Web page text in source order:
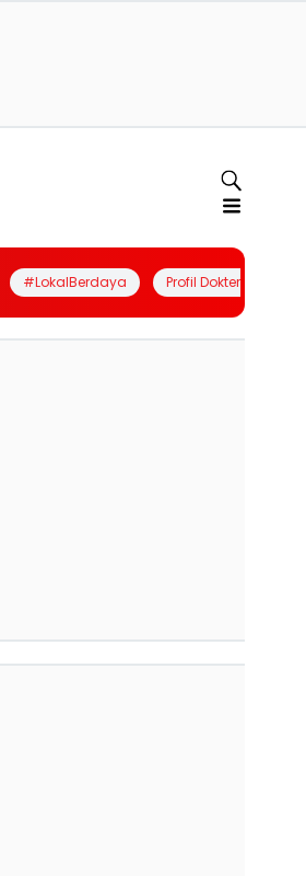
#LokalBerdaya Profil Dokter